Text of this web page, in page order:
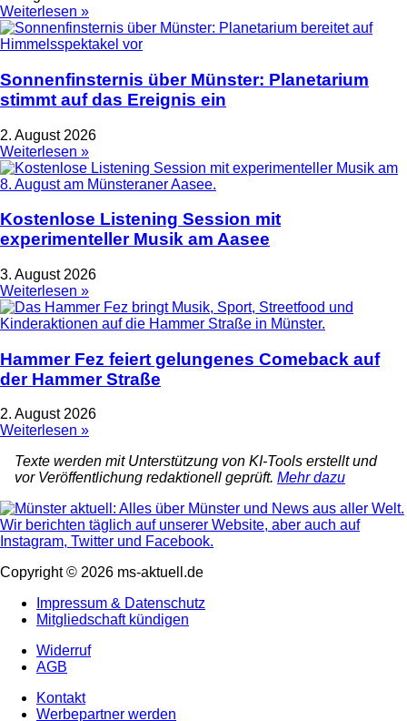
Weiterlesen »
Sonnenfinsternis über Münster: Planetarium
stimmt auf das Ereignis ein
2. August 2026
Weiterlesen »
Kostenlose Listening Session mit
experimenteller Musik am Aasee
3. August 2026
Weiterlesen »
Hammer Fez feiert gelungenes Comeback auf
der Hammer Straße
2. August 2026
Weiterlesen »
Texte werden mit Unterstützung von KI-Tools erstellt und
vor Veröffentlichung redaktionell geprüft. Mehr dazu
Copyright © 2026 ms-aktuell.de
Impressum & Datenschutz
Mitgliedschaft kündigen
Widerruf
AGB
Kontakt
Werbepartner werden